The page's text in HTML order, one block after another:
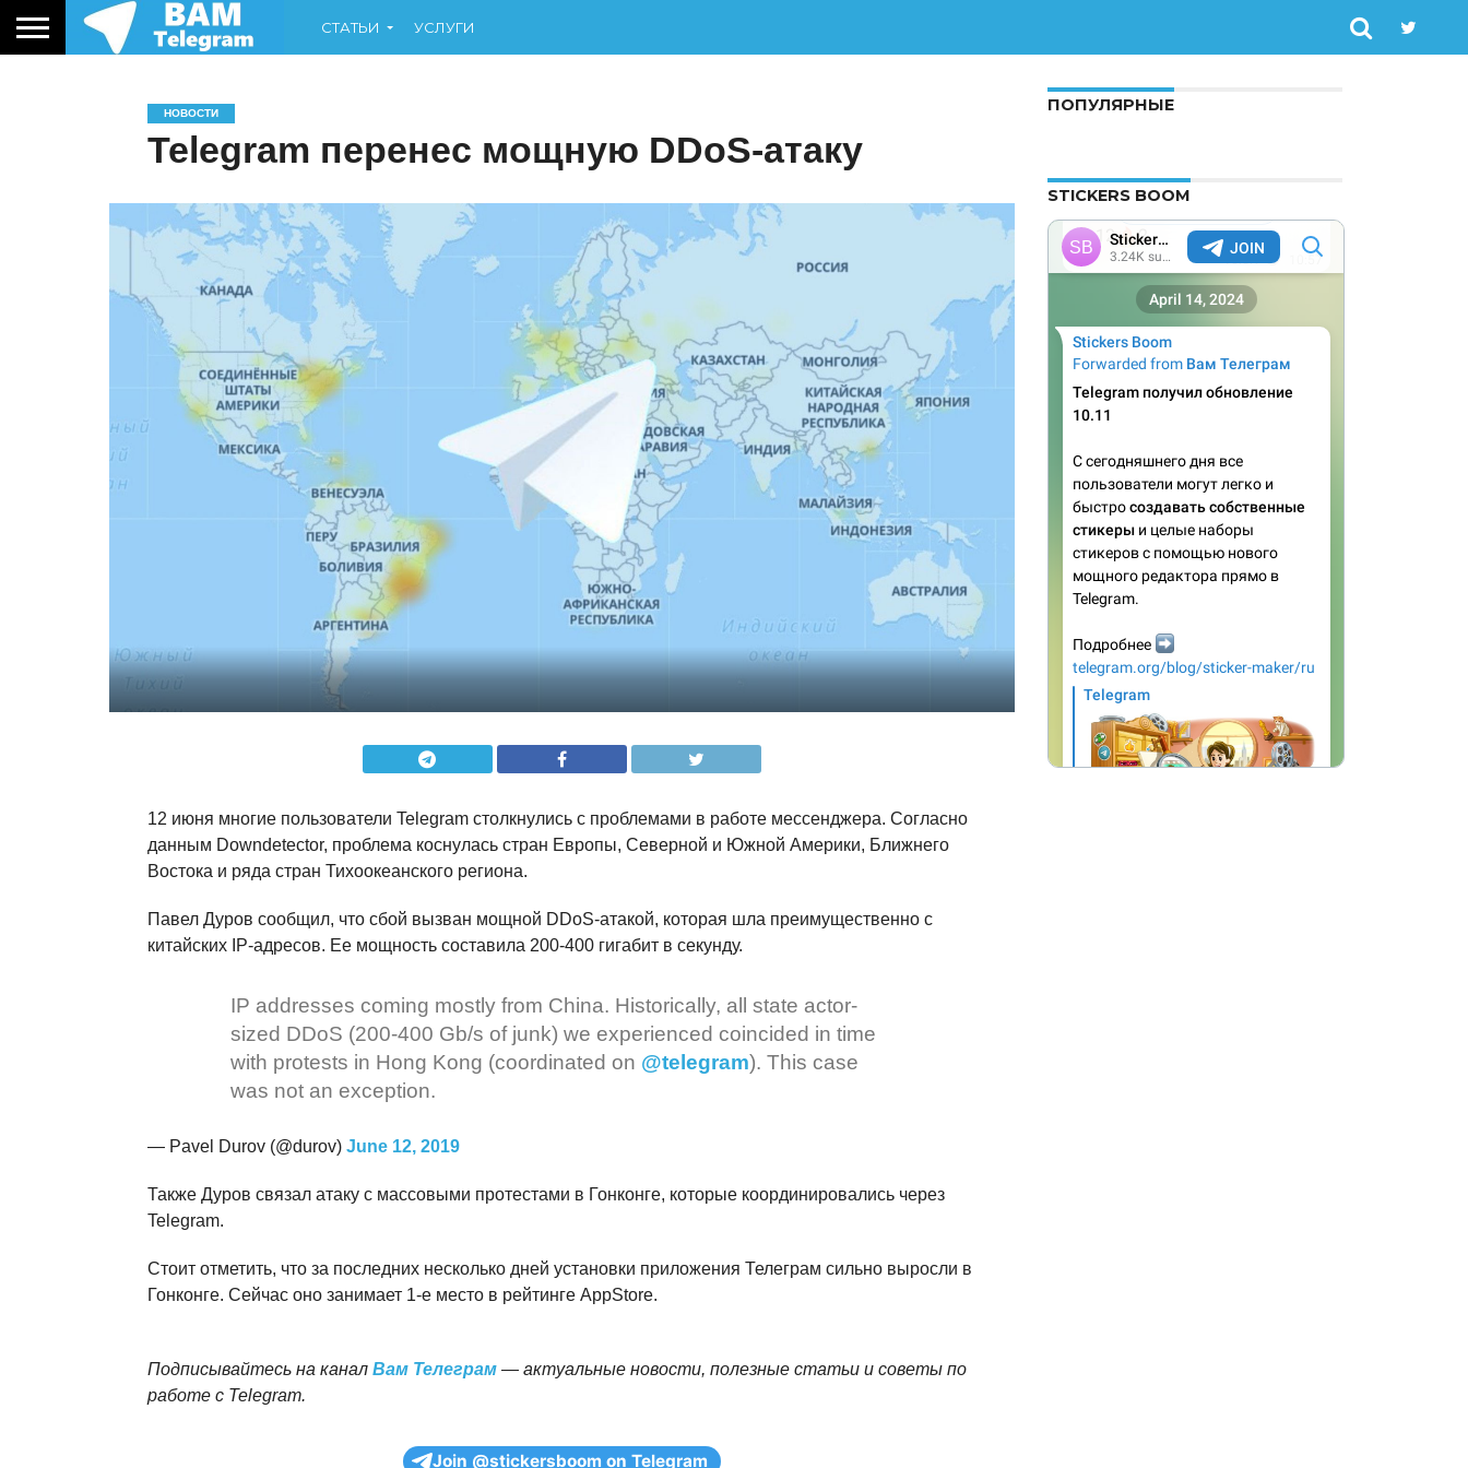
СТАТЬИ УСЛУГИ
НОВОСТИ
Telegram перенес мощную DDoS-атаку
12 июня многие пользователи Telegram столкнулись с проблемами в работе мессенджера. Согласно
данным Downdetector, проблема коснулась стран Европы, Северной и Южной Америки, Ближнего
Востока и ряда стран Тихоокеанского региона.
Павел Дуров сообщил, что сбой вызван мощной DDoS-атакой, которая шла преимущественно с
китайских IP-адресов. Ее мощность составила 200-400 гигабит в секунду.
IP addresses coming mostly from China. Historically, all state actor-
sized DDoS (200-400 Gb/s of junk) we experienced coincided in time
with protests in Hong Kong (coordinated on @telegram). This case
was not an exception.
— Pavel Durov (@durov) June 12, 2019
Также Дуров связал атаку с массовыми протестами в Гонконге, которые координировались через
Telegram.
Стоит отметить, что за последних несколько дней установки приложения Телеграм сильно выросли в
Гонконге. Сейчас оно занимает 1-е место в рейтинге AppStore.
Подписывайтесь на канал Вам Телеграм— актуальные новости, полезные статьи и советы по
работе с Telegram.
Join @stickersboom on Telegram
ПОПУЛЯРНЫЕ
STICKERS BOOM